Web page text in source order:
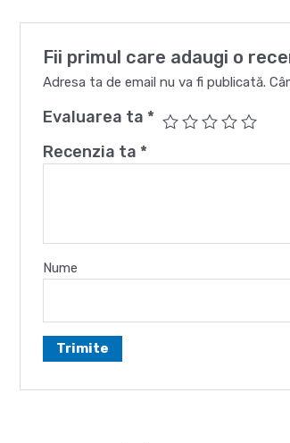
Fii primul care adaugi o
Adresa ta de email nu va fi publicată.
Evaluarea ta *
Recenzia ta *
Nume